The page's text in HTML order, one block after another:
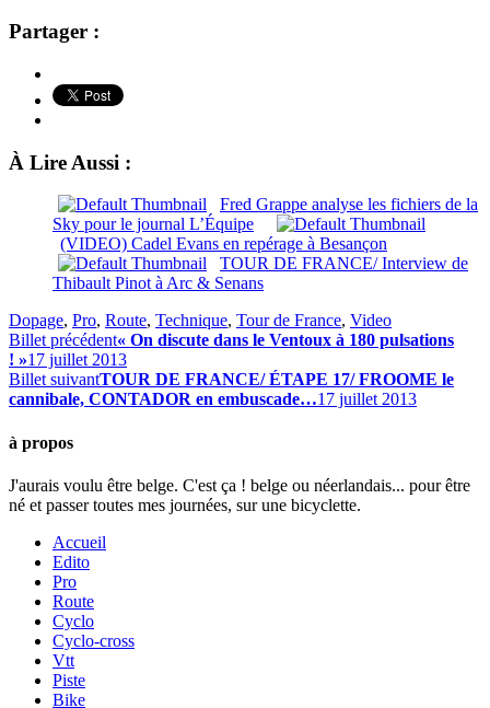
Partager :
À Lire Aussi :
Fred Grappe analyse les fichiers de la
Sky pour le journal L’Équipe
(VIDEO) Cadel Evans en repérage à Besançon
TOUR DE FRANCE/ Interview de
Thibault Pinot à Arc & Senans
Dopage, Pro, Route, Technique, Tour de France, Video
Billet précédent« On discute dans le Ventoux à 180 pulsations
! »17 juillet 2013
Billet suivantTOUR DE FRANCE/ ÉTAPE 17/ FROOME le
cannibale, CONTADOR en embuscade…17 juillet 2013
à propos
J'aurais voulu être belge. C'est ça ! belge ou néerlandais... pour être
né et passer toutes mes journées, sur une bicyclette.
Accueil
Edito
Pro
Route
Cyclo
Cyclo-cross
Vtt
Piste
Bike